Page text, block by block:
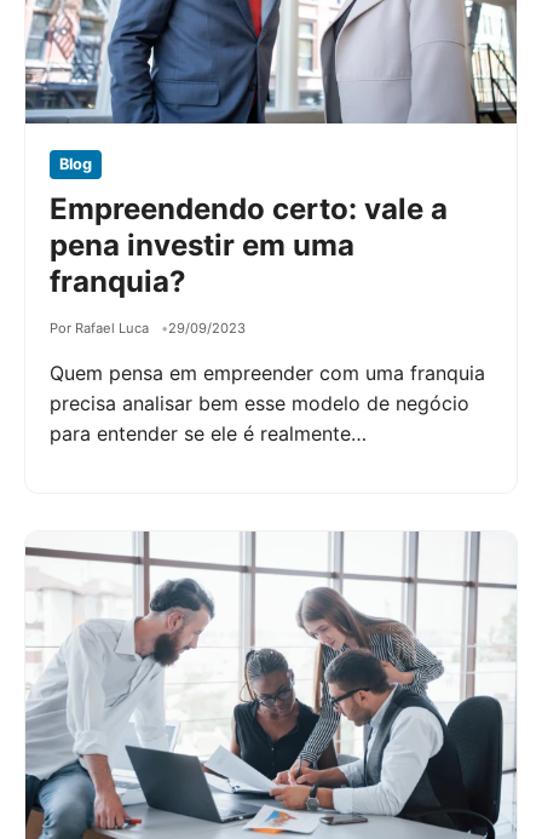
Blog
Empreendendo certo: vale a
pena investir em uma
franquia?
Por Rafael Luca 29/09/2023
Quem pensa em empreender com uma franquia
precisa analisar bem esse modelo de negócio
para entender se ele é realmente…